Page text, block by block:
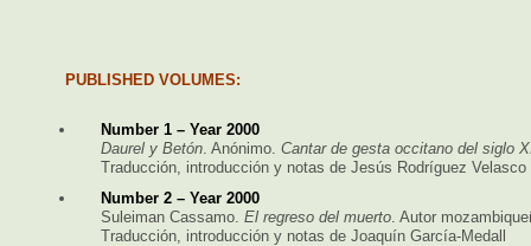
PUBLISHED VOLUMES:
Number 1 – Year 2000
Daurel y Betón. Anónimo. Cantar de gesta occitano del siglo
Traducción, introducción y notas de Jesús Rodríguez Velasco
Number 2 – Year 2000
Suleiman Cassamo. El regreso del muerto. Autor
Traducción, introducción y notas de Joaquín García-Medall